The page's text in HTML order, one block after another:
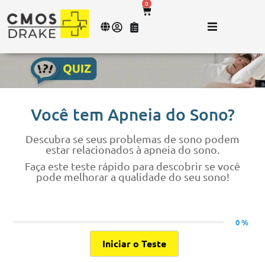
0
Você tem Apneia do Sono?
Descubra se seus problemas de sono podem
estar relacionados à apneia do sono.
Faça este teste rápido para descobrir se você
pode melhorar a qualidade do seu sono!
0 %
Iniciar o Teste